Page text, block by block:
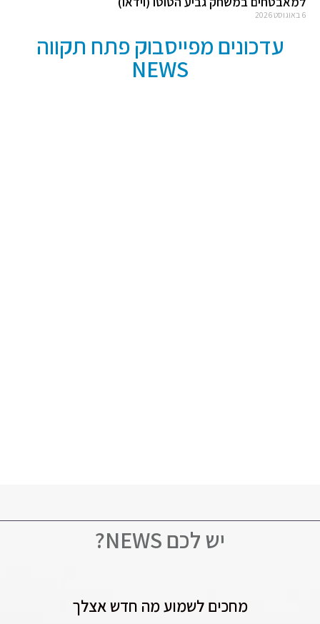
6 באוגוסט 2026
עדכונים מפייסבוק פתח תקווה
NEWS
יש לכם NEWS?
מחכים לשמוע מה חדש אצלך